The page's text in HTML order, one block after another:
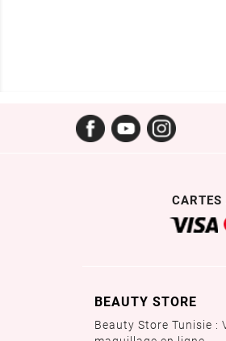
FacebookYouTube
CARTES
BEAUTY STORE
Beauty Store Tunisie :